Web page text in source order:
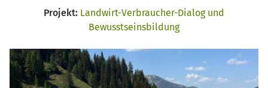
Projekt: Landwirt-Verbraucher-Dialog und
Bewusstseinsbildung